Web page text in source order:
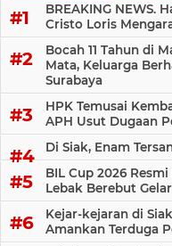
BREAKING NEWS.
Cristo Loris
Bocah 11 Tahun di
Mata, Keluarga
Surabaya
HPK Temusai
APH Usut Dugaan
Di Siak, Enam
BIL Cup 2026
Lebak Berebut
Kejar-kejaran di
Amankan Terduga